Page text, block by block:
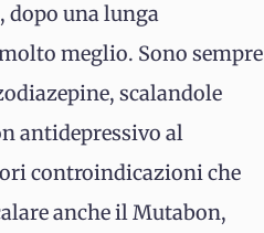
dopo una lunga
meglio. Sono sempre
scalandole
antidepressivo al
controindicazioni che
anche il Mutabon,